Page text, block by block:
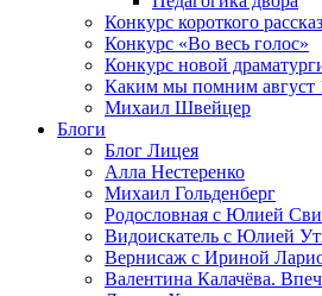
Конкурс короткого
Конкурс «Во весь голос»
Конкурс новой
Каким мы помним август
Михаил Швейцер
Блоги
Блог Лицея
Алла Нестеренко
Михаил Гольденберг
Родословная с Юлией
Видоискатель с Юлией
Вернисаж с Ириной
Валентина Калачёва.